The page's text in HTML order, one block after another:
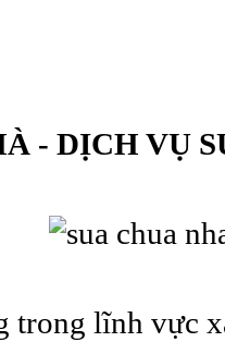
- DỊCH VỤ
trong lĩnh vực